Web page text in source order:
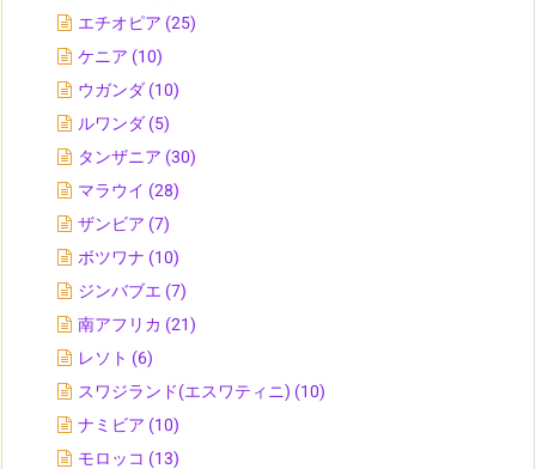
エチオピア (25)
ケニア (10)
ウガンダ (10)
ルワンダ (5)
タンザニア (30)
マラウイ (28)
ザンビア (7)
ボツワナ (10)
ジンバブエ (7)
南アフリカ (21)
レソト (6)
スワジランド(エスワティニ) (10)
ナミビア (10)
モロッコ (13)